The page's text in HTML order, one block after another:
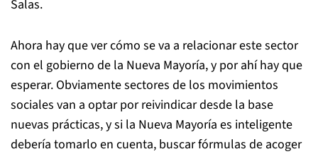
Salas.
Ahora hay que ver cómo se va a relacionar este sector
con el gobierno de la Nueva Mayoría, y por ahí hay que
esperar. Obviamente sectores de los movimientos
sociales van a optar por reivindicar desde la base
nuevas prácticas, y si la Nueva Mayoría es inteligente
debería tomarlo en cuenta, buscar fórmulas de acoger